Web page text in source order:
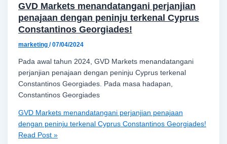
GVD Markets menandatangani perjanjian
penajaan dengan peninju terkenal Cyprus
Constantinos Georgiades!
marketing /07/04/2024
Pada awal tahun 2024, GVD Markets menandatangani
perjanjian penajaan dengan peninju Cyprus terkenal
Constantinos Georgiades. Pada masa hadapan,
Constantinos Georgiades
GVD Markets menandatangani perjanjian penajaan
dengan peninju terkenal Cyprus Constantinos Georgiades!
Read Post »